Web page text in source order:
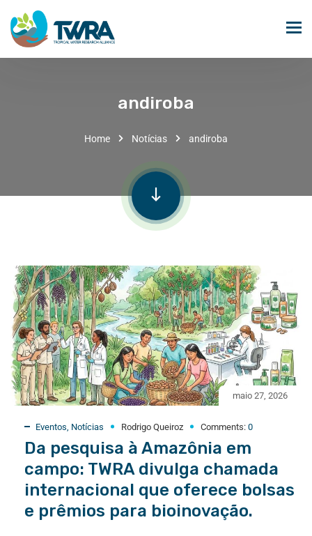
andiroba
Home Notícias andiroba
maio 27, 2026
Eventos Notícias Rodrigo Queiroz Comments: 0
Da pesquisa à Amazônia em
campo: TWRA divulga chamada
internacional que oferece bolsas
e prêmios para bioinovação.